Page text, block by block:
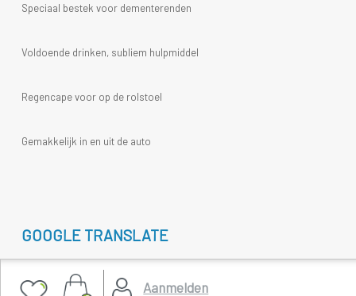
Aanmelden
Speciaal bestek voor dementerenden
Voldoende drinken, subliem hulpmiddel
Regencape voor op de rolstoel
Gemakkelijk in en uit de auto
GOOGLE TRANSLATE
Select Language